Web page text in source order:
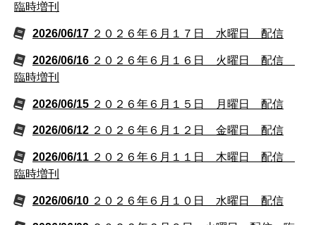
臨時増刊
2026/06/17 ２０２６年６月１７日 水曜日 配信
2026/06/16 ２０２６年６月１６日 火曜日 配信
臨時増刊
2026/06/15 ２０２６年６月１５日 月曜日 配信
2026/06/12 ２０２６年６月１２日 金曜日 配信
2026/06/11 ２０２６年６月１１日 木曜日 配信
臨時増刊
2026/06/10 ２０２６年６月１０日 水曜日 配信